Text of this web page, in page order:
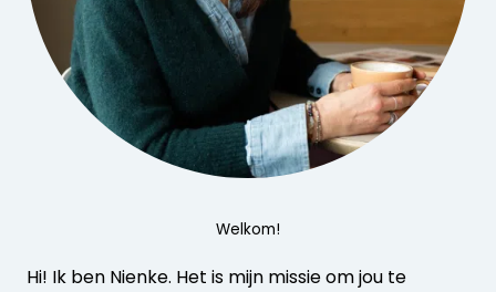
Welkom!
Hi! Ik ben Nienke. Het is mijn missie om jou te